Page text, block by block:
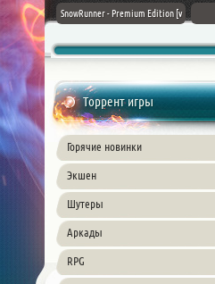
Flag
PC
SnowRunner - Premium Edition [v
Торрент игры
Горячие новинки
Экшен
Шутеры
Аркады
RPG